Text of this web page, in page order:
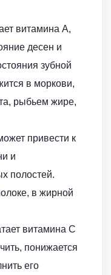
витамина А,
десен и
зубной
в моркови,
рыбьем жире,
привести к
и
полостей.
в жирной
витамина С
понижается
его